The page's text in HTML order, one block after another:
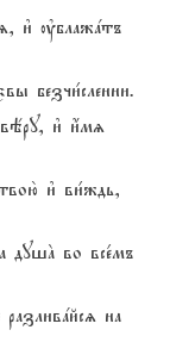
и3 ўблажaтъ
безчи1сленни.
и3 и4мz
и3 ви1ждь,
душA во все1мъ
на